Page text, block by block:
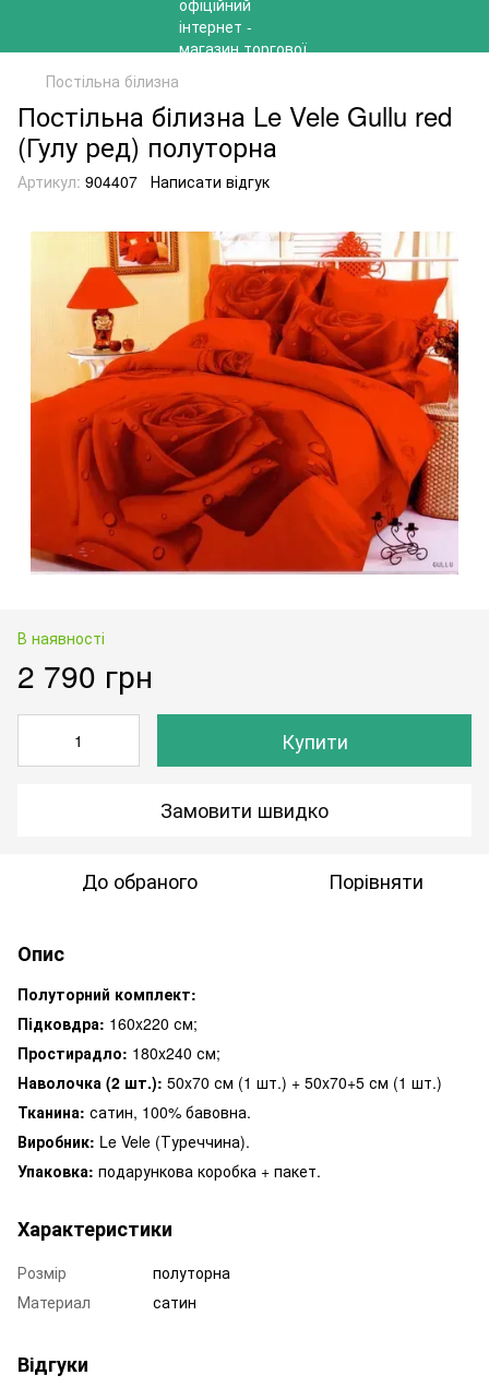
Постільна білизна
Постільна білизна Le Vele Gullu red
(Гулу ред) полуторна
Артикул: 904407 Написати відгук
В наявності
2 790 грн
Купити
Замовити швидко
До обраного Порівняти
Опис
Полуторний комплект:
Підковдра: 160x220 см;
Простирадло: 180x240 см;
Наволочка (2 шт.): 50x70 см (1 шт.) + 50x70+5 см (1 шт.)
Тканина: сатин, 100% бавовна.
Виробник: Le Vele (Туреччина).
Упаковка: подарункова коробка + пакет.
Характеристики
Розмір
полуторна
Материал
сатин
Відгуки